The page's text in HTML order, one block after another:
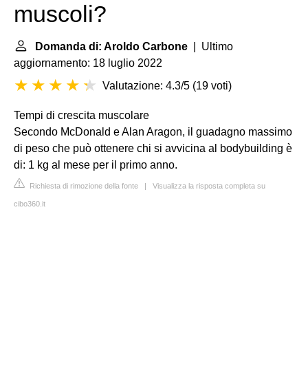
muscoli?
Domanda di: Aroldo Carbone | Ultimo
aggiornamento: 18 luglio 2022
Valutazione: 4.3/5 (19 voti)
Tempi di crescita muscolare
Secondo McDonald e Alan Aragon, il guadagno massimo
di peso che può ottenere chi si avvicina al bodybuilding è
di: 1 kg al mese per il primo anno.
Richiesta di rimozione della fonte | Visualizza la risposta completa su
cibo360.it